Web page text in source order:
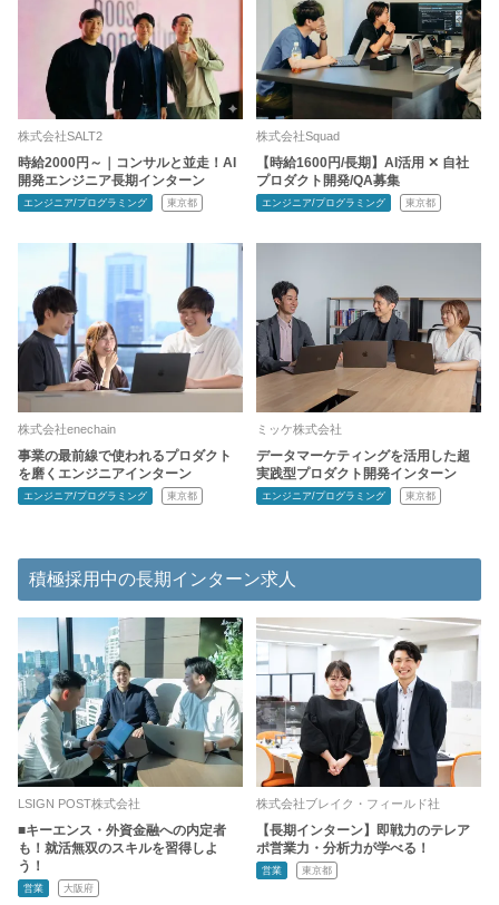
株式会社SALT2
時給2000円～｜コンサルと並走！AI
開発エンジニア長期インターン
エンジニア/プログラミング 東京都
株式会社Squad
【時給1600円/長期】AI活用 ✕ 自社
プロダクト開発/QA募集
エンジニア/プログラミング 東京都
株式会社enechain
事業の最前線で使われるプロダクト
を磨くエンジニアインターン
エンジニア/プログラミング 東京都
ミッケ株式会社
データマーケティングを活用した超
実践型プロダクト開発インターン
エンジニア/プログラミング 東京都
積極採用中の長期インターン求人
LSIGN POST株式会社
■キーエンス・外資金融への内定者
も！就活無双のスキルを習得しよ
う！
営業 大阪府
株式会社ブレイク・フィールド社
【長期インターン】即戦力のテレア
ポ営業力・分析力が学べる！
営業 東京都